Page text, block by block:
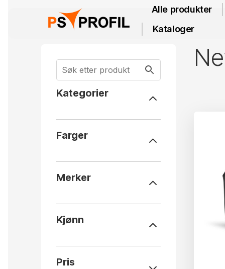
Alle produkter
Kataloger
Kategorier
Farger
Merker
Kjønn
Pris